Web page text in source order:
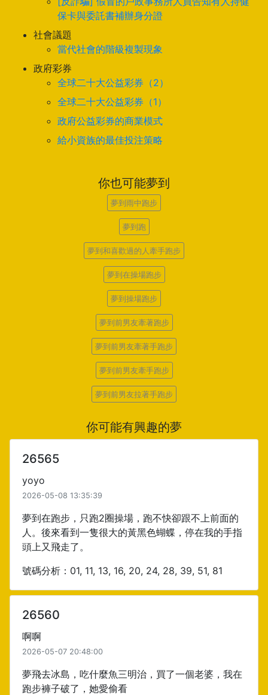
保卡與委託書補辦身分證
社會議題
當代社會的階級複製現象
政府彩券
全球二十大公益彩券（2）
全球二十大公益彩券（1）
政府公益彩券的商業模式
給小資族的最佳投注策略
你也可能夢到
夢到雨中跑步
夢到跑
夢到和喜歡過的人牽手跑步
夢到在操場跑步
夢到操場跑步
夢到前男友牽著跑步
夢到前男友牽著手跑步
夢到前男友牽手跑步
夢到前男友拉著手跑步
你可能有興趣的夢
26565
yoyo
2026-05-08 13:35:39
夢到在跑步，只跑2圈操場，跑不快卻跟不上前面的
人。後來看到一隻很大的黃黑色蝴蝶，停在我的手指
頭上又飛走了。
號碼分析：01, 11, 13, 16, 20, 24, 28, 39, 51, 81
26560
啊啊
2026-05-07 20:48:00
夢飛去冰島，吃什麼魚三明治，買了一個老婆，我在
跑步褲子破了，她愛偷看